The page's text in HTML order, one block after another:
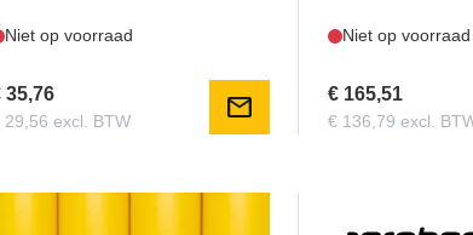
Niet op voorraad
35,76
29,56 excl. BTW mail
Niet op voorraad
€ 165,51
€ 136,79 excl.